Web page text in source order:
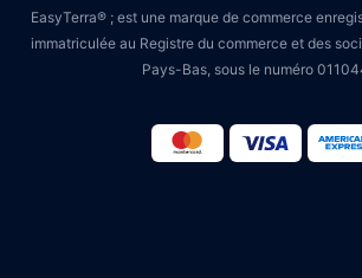
EasyTerra® ; est une marque de commerce
immatriculée au Registre du commerce et des
Pays-Bas, sous le numéro